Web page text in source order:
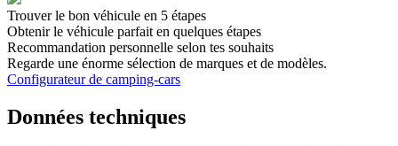
Trouver le bon véhicule en 5 étapes
Obtenir le véhicule parfait en quelques étapes
Recommandation personnelle selon tes souhaits
Regarde une énorme sélection de marques et de modèles.
Configurateur de camping-cars
Données techniques